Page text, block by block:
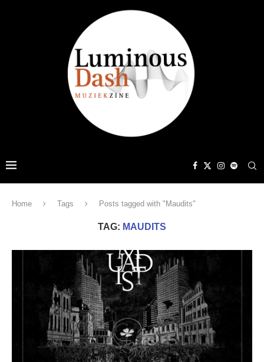
Home Tags Posts tagged with "Maudits"
TAG: MAUDITS